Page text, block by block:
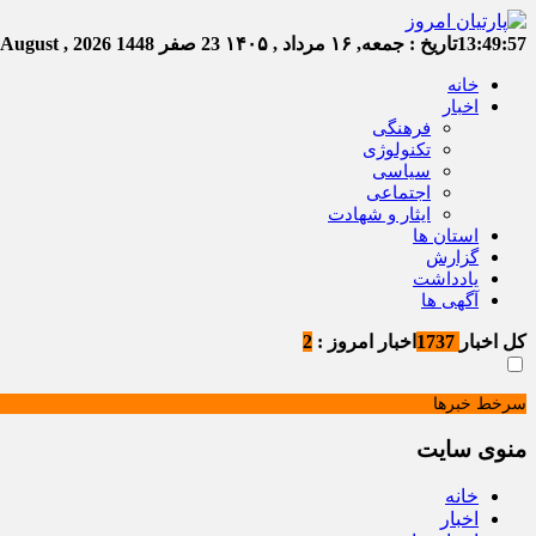
13:49:57تاریخ : جمعه, ۱۶ مرداد , ۱۴۰۵ 23 صفر 1448
خانه
اخبار
فرهنگی
تکنولوژی
سیاسی
اجتماعی
ایثار و شهادت
استان ها
گزارش
یادداشت
آگهی ها
کل اخبار اخبار امروز : 2
سرخط خبرها
منوی سایت
خانه
اخبار